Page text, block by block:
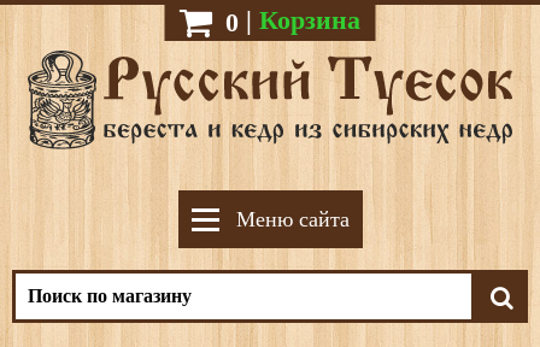
0 | Корзина
Меню сайта